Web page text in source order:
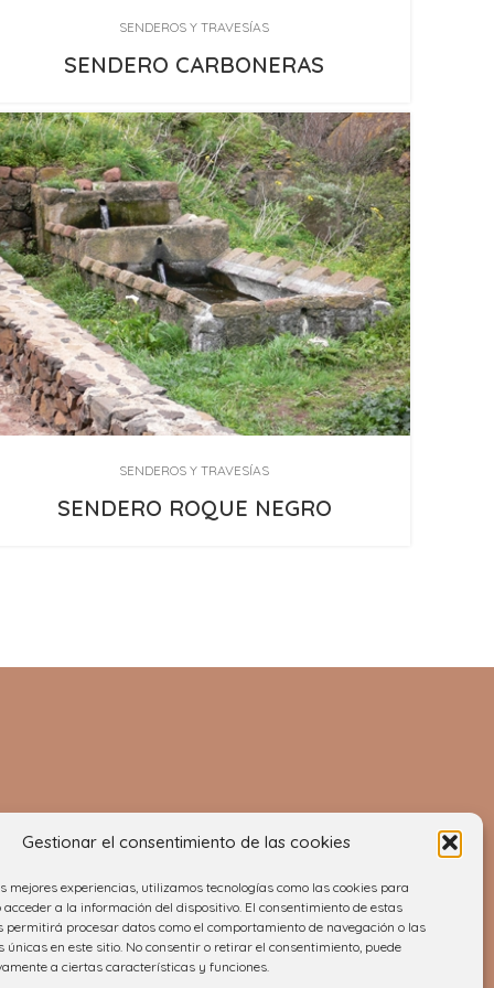
Gestionar el consentimiento de las cookies
mejores experiencias, utilizamos tecnologías como las cookies para
a la información del dispositivo. El consentimiento de estas
permitirá procesar datos como el comportamiento de navegación o las
únicas en este sitio. No consentir o retirar el consentimiento, puede
a ciertas características y funciones.
SENDEROS Y TRAVESÍAS
SENDERO CARBONERAS
SENDEROS Y TRAVESÍAS
SENDERO ROQUE NEGRO
Rural